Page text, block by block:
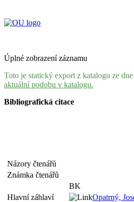
Úplné zobrazení záznamu
Toto je statický export z katalogu ze
aktuální podobu v katalogu.
Bibliografická citace
Názory čtenářů
Známka čtenářů
BK
Hlavní záhlaví
Opatrný,